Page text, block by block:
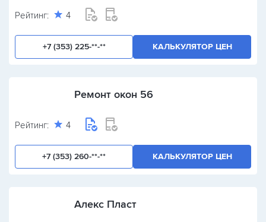
Рейтинг: 4
+7 (353) 225-**-** КАЛЬКУЛЯТОР ЦЕН
Ремонт окон 56
Рейтинг: 4
+7 (353) 260-**-** КАЛЬКУЛЯТОР ЦЕН
Алекс Пласт